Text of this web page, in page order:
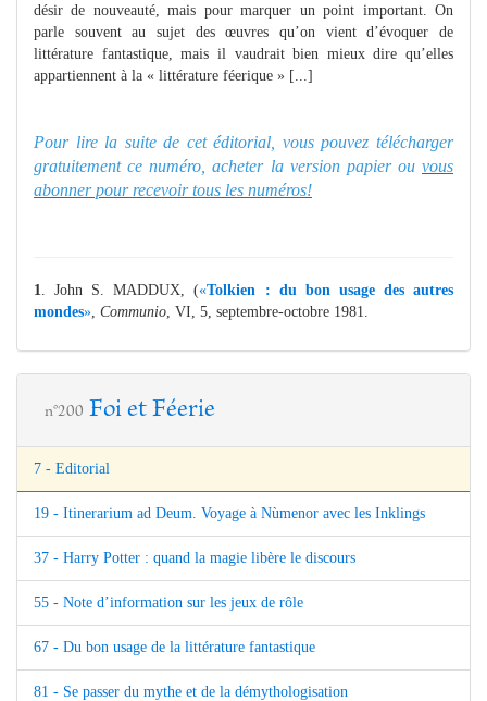
désir de nouveauté, mais pour marquer un point important. On
parle souvent au sujet des œuvres qu’on vient d’évoquer de
littérature fantastique, mais il vaudrait bien mieux dire qu’elles
appartiennent à la « littérature féerique » [...]
Pour lire la suite de cet éditorial, vous pouvez télécharger
gratuitement ce numéro, acheter la version papier ou vous
abonner pour recevoir tous les numéros!
1 . John S. MADDUX, («Tolkien : du bon usage des autres
mondes» Communio , VI, 5, septembre-octobre 1981.
n°200 Foi et Féerie
7 - Editorial
19 - Itinerarium ad Deum. Voyage à Nùmenor avec les Inklings
37 - Harry Potter : quand la magie libère le discours
55 - Note d’information sur les jeux de rôle
67 - Du bon usage de la littérature fantastique
81 - Se passer du mythe et de la démythologisation